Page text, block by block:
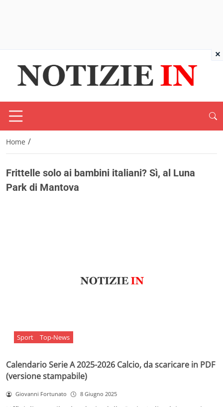
Home /
Frittelle solo ai bambini italiani? Sì, al Luna
Park di Mantova
Sport Top-News
Calendario Serie A 2025-2026 Calcio, da scaricare in PDF
(versione stampabile)
Giovanni Fortunato 8 Giugno 2025
×